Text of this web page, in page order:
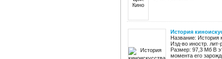
История
Название: История
Изд-во иностр.
Размер: 97,3 Мб В
момента его